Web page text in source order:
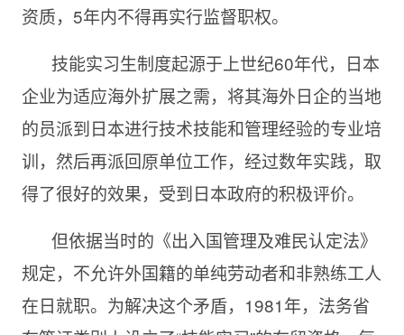
资质，5年内不得再实行监督职权。
技能实习生制度起源于上世纪60年代，日本
企业为适应海外扩展之需，将其海外日企的当地
的员派到日本进行技术技能和管理经验的专业培
训，然后再派回原单位工作，经过数年实践，取
得了很好的效果，受到日本政府的积极评价。
但依据当时的《出入国管理及难民认定法》
规定，不允许外国籍的单纯劳动者和非熟练工人
在日就职。为解决这个矛盾，1981年，法务省